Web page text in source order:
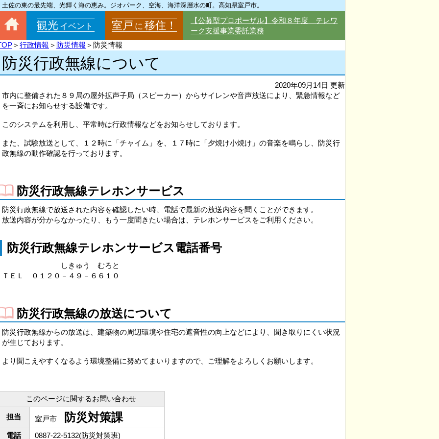
土佐の東の最先端、光輝く海の恵み。ジオパーク、空海、海洋深層水の町。高知県室戸市。
観光 イベント 室戸 に 移住！
【公募型プロポーザル】令和８年度 テレワ
ーク支援事業委託業務
＞ 行政情報 ＞ 防災情報 ＞防災情報
防災行政無線について
2020年09月14日 更新
市内に整備された８９局の屋外拡声子局（スピーカー）からサイレンや音声放送により、緊急情報など
を一斉にお知らせする設備です。
このシステムを利用し、平常時は行政情報などをお知らせしております。
また、試験放送として、１２時に「チャイム」を、１７時に「夕焼け小焼け」の音楽を鳴らし、防災行
政無線の動作確認を行っております。
防災行政無線テレホンサービス
防災行政無線で放送された内容を確認したい時、電話で最新の放送内容を聞くことができます。
放送内容が分からなかったり、もう一度聞きたい場合は、テレホンサービスをご利用ください。
防災行政無線テレホンサービス電話番号
しきゅう むろと
ＴＥＬ ０１２０－４９－６６１０
防災行政無線の放送について
防災行政無線からの放送は、建築物の周辺環境や住宅の遮音性の向上などにより、聞き取りにくい状況
が生じております。
より聞こえやすくなるよう環境整備に努めてまいりますので、ご理解をよろしくお願いします。
このページに関するお問い合わせ
担当 室戸市 防災対策課
電話 0887-22-5132(防災対策班)